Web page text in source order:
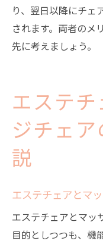
り、翌日以降にチェ
されます。両者のメ
先に考えましょう。
エステチ
ジチェア
説
エステチェアとマ
エステチェアとマッ
目的としつつも、機